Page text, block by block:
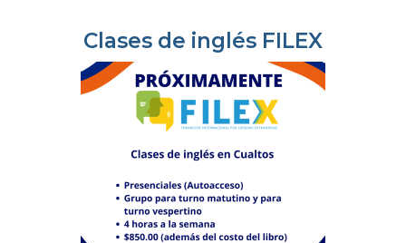
Clases de inglés FILEX